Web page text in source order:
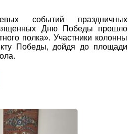
событий праздничных
Дню Победы прошло
полка». Участники колонны
Победы, дойдя до площади